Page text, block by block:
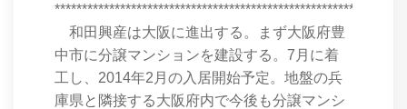
和田興産は大阪に進出する。まず大阪府豊
中市に分譲マンションを建設する。7月に着
工し、2014年2月の入居開始予定。地盤の兵
庫県と隣接する大阪府内で今後も分譲マンシ